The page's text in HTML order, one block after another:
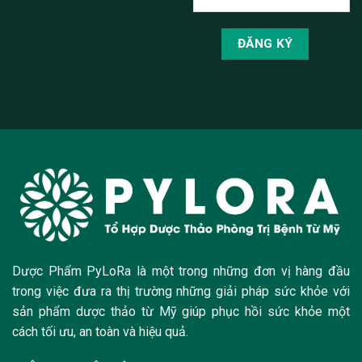
Dược Phẩm PyLoRa là một trong những đơn vị hàng đầu
trong việc đưa ra thị trường những giải pháp sức khỏe với
sản phẩm dược thảo từ Mỹ giúp phục hồi sức khỏe một
cách tối ưu, an toàn và hiệu quả.